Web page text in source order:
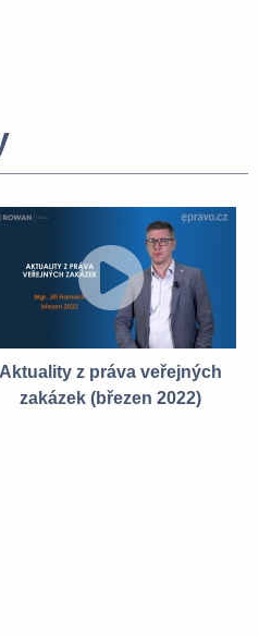
Aktuality z práva veřejných
zakázek (březen 2022)